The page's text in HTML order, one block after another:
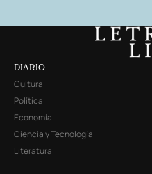
DIARIO
Cultura
Política
Economía
Ciencia y Tecnología
Literatura